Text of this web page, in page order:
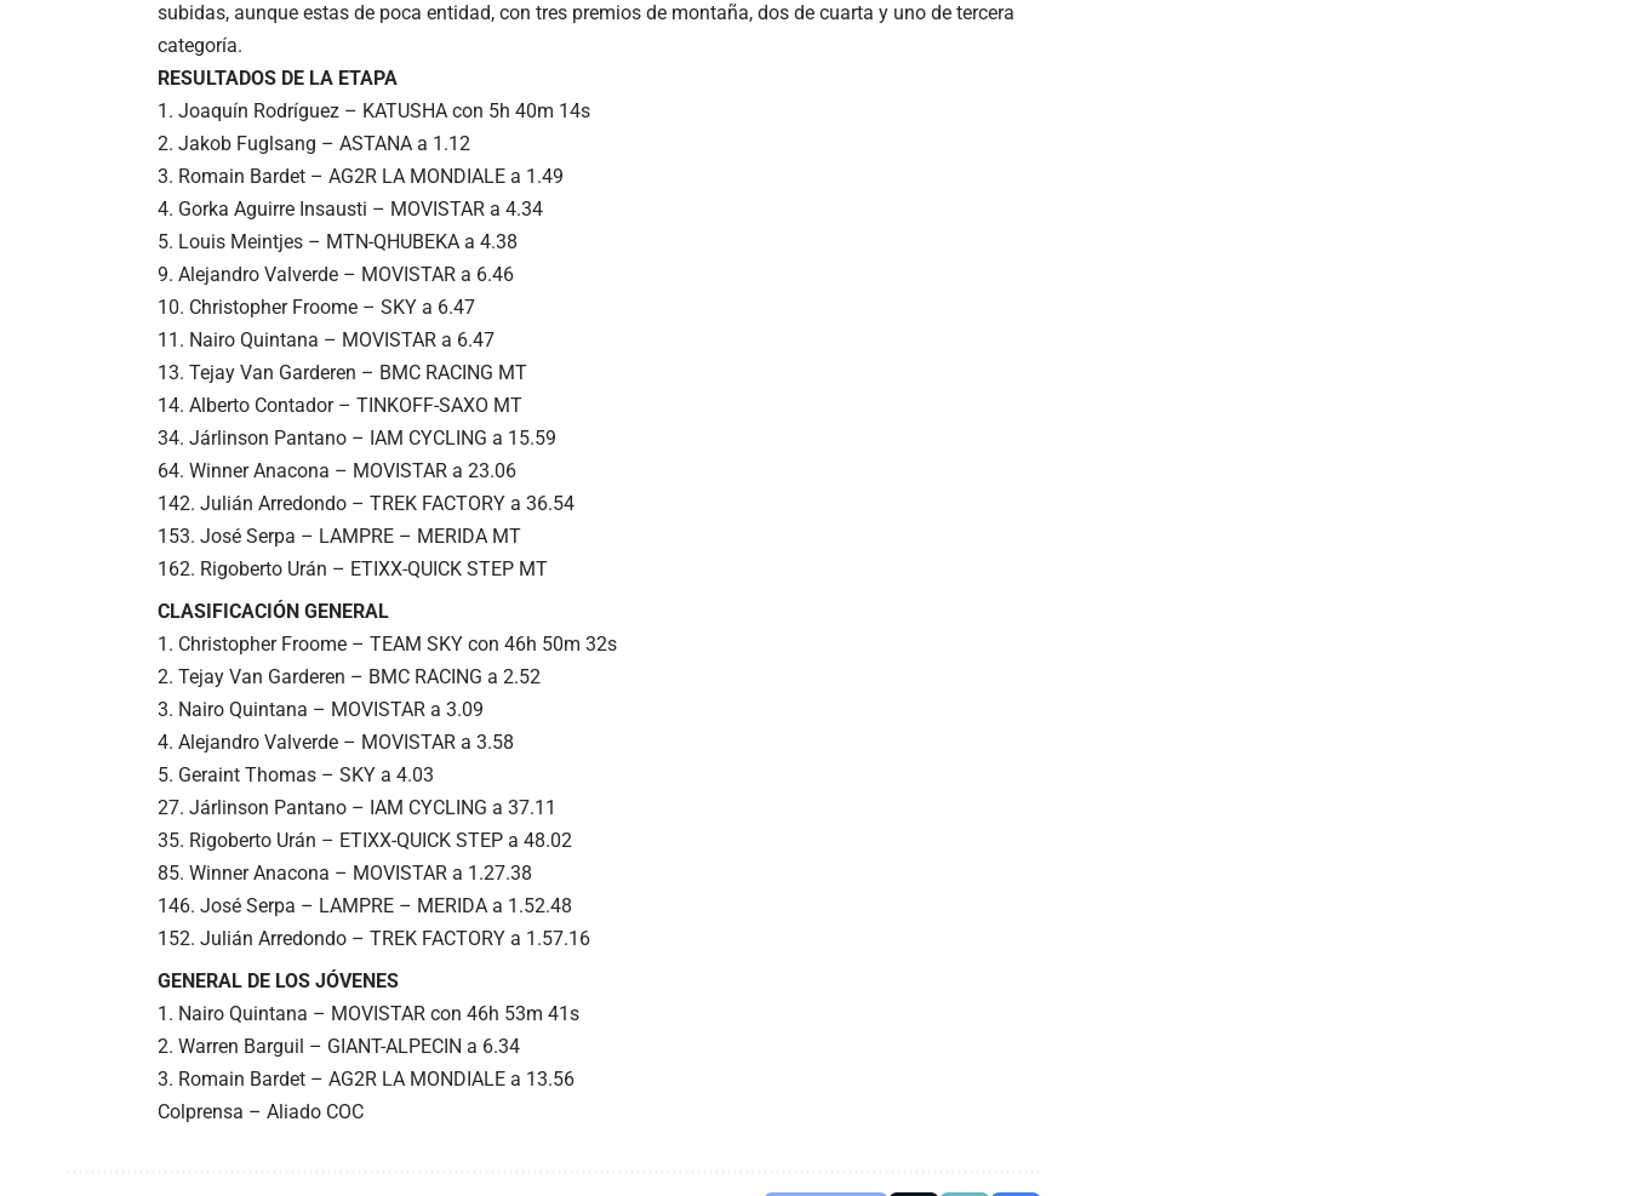
subidas, aunque estas de poca entidad, con tres premios de montaña, dos de cuarta y uno de tercera
categoría.
RESULTADOS DE LA ETAPA
Joaquín Rodríguez – KATUSHA con 5h 40m 14s
2. Jakob Fuglsang – ASTANA a 1.12
3. Romain Bardet – AG2R LA MONDIALE a 1.49
4. Gorka Aguirre Insausti – MOVISTAR a 4.34
5. Louis Meintjes – MTN-QHUBEKA a 4.38
9. Alejandro Valverde – MOVISTAR a 6.46
10. Christopher Froome – SKY a 6.47
11. Nairo Quintana – MOVISTAR a 6.47
13. Tejay Van Garderen – BMC RACING MT
14. Alberto Contador – TINKOFF-SAXO MT
34. Járlinson Pantano – IAM CYCLING a 15.59
64. Winner Anacona – MOVISTAR a 23.06
142. Julián Arredondo – TREK FACTORY a 36.54
153. José Serpa – LAMPRE – MERIDA MT
162. Rigoberto Urán – ETIXX-QUICK STEP MT
CLASIFICACIÓN GENERAL
Christopher Froome – TEAM SKY con 46h 50m 32s
2. Tejay Van Garderen – BMC RACING a 2.52
3. Nairo Quintana – MOVISTAR a 3.09
4. Alejandro Valverde – MOVISTAR a 3.58
5. Geraint Thomas – SKY a 4.03
27. Járlinson Pantano – IAM CYCLING a 37.11
35. Rigoberto Urán – ETIXX-QUICK STEP a 48.02
85. Winner Anacona – MOVISTAR a 1.27.38
146. José Serpa – LAMPRE – MERIDA a 1.52.48
152. Julián Arredondo – TREK FACTORY a 1.57.16
GENERAL DE LOS JÓVENES
1. Nairo Quintana – MOVISTAR con 46h 53m 41s
2. Warren Barguil – GIANT-ALPECIN a 6.34
3. Romain Bardet – AG2R LA MONDIALE a 13.56
Colprensa – Aliado COC